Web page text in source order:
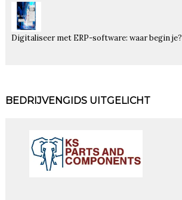
Digitaliseer met ERP-software: waar begin je?
BEDRIJVENGIDS UITGELICHT